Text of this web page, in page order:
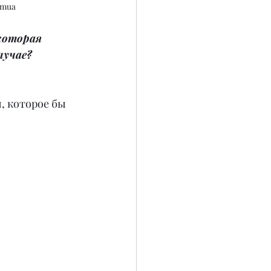
которое бы